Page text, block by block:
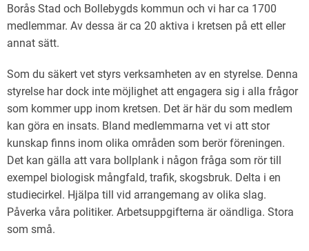
Borås Stad och Bollebygds kommun och vi har ca 1700
medlemmar. Av dessa är ca 20 aktiva i kretsen på ett eller
annat sätt.
Som du säkert vet styrs verksamheten av en styrelse. Denna
styrelse har dock inte möjlighet att engagera sig i alla frågor
som kommer upp inom kretsen. Det är här du som medlem
kan göra en insats. Bland medlemmarna vet vi att stor
kunskap finns inom olika områden som berör föreningen.
Det kan gälla att vara bollplank i någon fråga som rör till
exempel biologisk mångfald, trafik, skogsbruk. Delta i en
studiecirkel. Hjälpa till vid arrangemang av olika slag.
Påverka våra politiker. Arbetsuppgifterna är oändliga. Stora
som små.